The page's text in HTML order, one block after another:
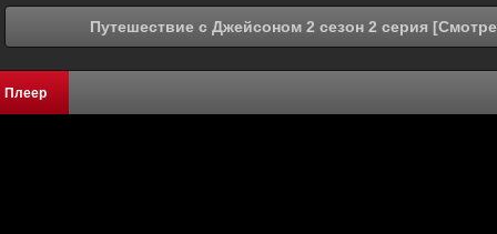
Путешествие с Джейсоном 2 сезон 2 серия
Плеер